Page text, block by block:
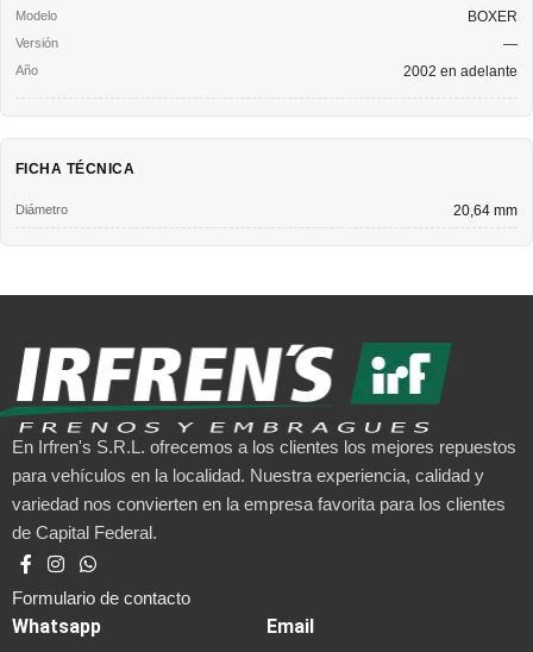
BOXER
—
2002 en adelante
FICHA TÉCNICA
Diámetro 20,64 mm
En Irfren's S.R.L. ofrecemos a los clientes los mejores repuestos
para vehículos en la localidad. Nuestra experiencia, calidad y
variedad nos convierten en la empresa favorita para los clientes
de Capital Federal.
Formulario de contacto
Whatsapp Email